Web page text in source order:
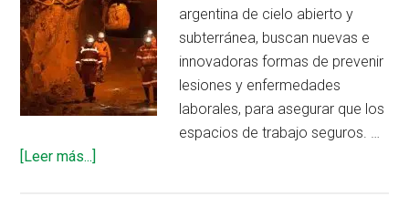
argentina de cielo abierto y
subterránea, buscan nuevas e
innovadoras formas de prevenir
lesiones y enfermedades
laborales, para asegurar que los
espacios de trabajo seguros. …
[Leer más...]